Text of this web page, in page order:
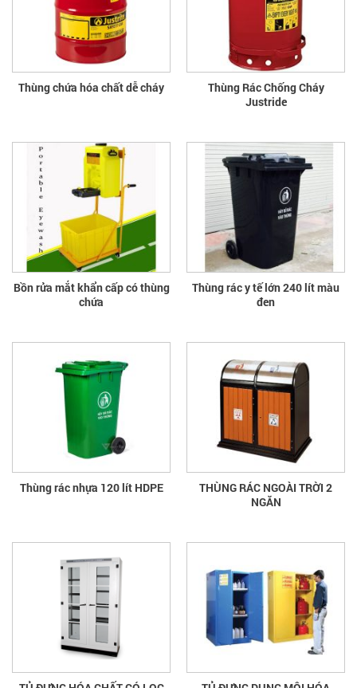
Thùng chứa hóa chất dễ cháy
Thùng Rác Chống Cháy
Justride
Bồn rửa mắt khẩn cấp có thùng
chứa
Thùng rác y tế lớn 240 lít màu
đen
Thùng rác nhựa 120 lít HDPE
THÙNG RÁC NGOÀI TRỜI 2
NGĂN